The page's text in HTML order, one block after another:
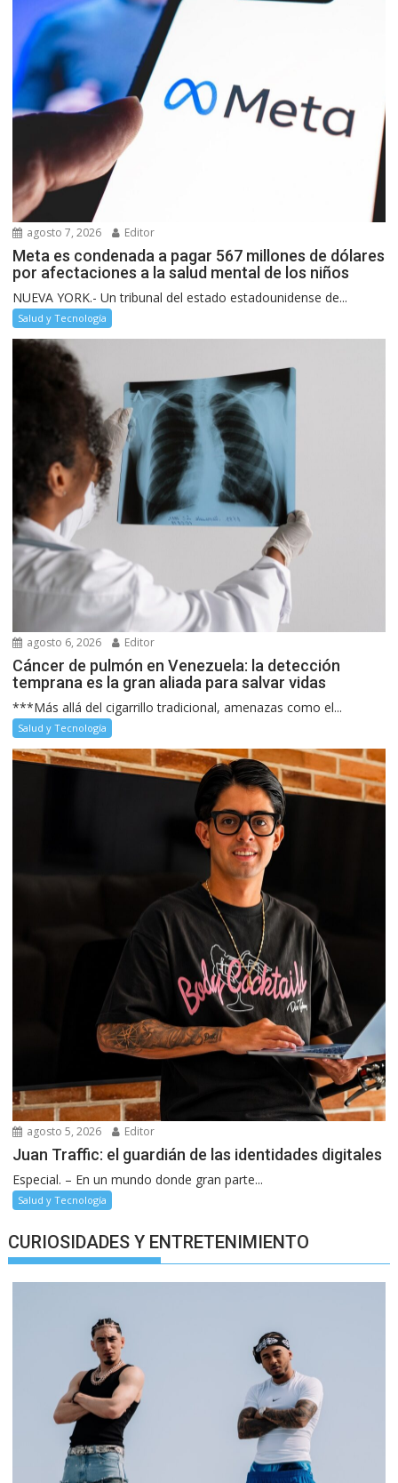
agosto 7, 2026 Editor
Meta es condenada a pagar 567 millones de dólares
por afectaciones a la salud mental de los niños
NUEVA YORK.- Un tribunal del estado estadounidense de...
Salud y Tecnología
agosto 6, 2026 Editor
Cáncer de pulmón en Venezuela: la detección
temprana es la gran aliada para salvar vidas
***Más allá del cigarrillo tradicional, amenazas como el...
Salud y Tecnología
agosto 5, 2026 Editor
Juan Traffic: el guardián de las identidades digitales
Especial. – En un mundo donde gran parte...
Salud y Tecnología
CURIOSIDADES Y ENTRETENIMIENTO